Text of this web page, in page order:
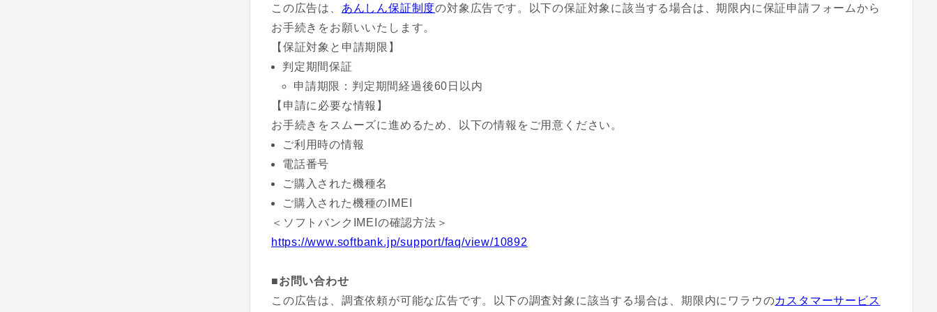
この広告は、 あんしん保証制度の対象広告です。以下の保証対象に該当する場合は、期限内に保証申請フォームから
お手続きをお願いいたします。
【保証対象と申請期限】
判定期間保証
申請期限：判定期間経過後60日以内
【申請に必要な情報】
お手続きをスムーズに進めるため、以下の情報をご用意ください。
ご利用時の情報
電話番号
ご購入された機種名
ご購入された機種のIMEI
＜ソフトバンクIMEIの確認方法＞
https://www.softbank.jp/support/faq/view/10892
■お問い合わせ
この広告は、調査依頼が可能な広告です。以下の調査対象に該当する場合は、期限内にワラウのカスタマーサービス